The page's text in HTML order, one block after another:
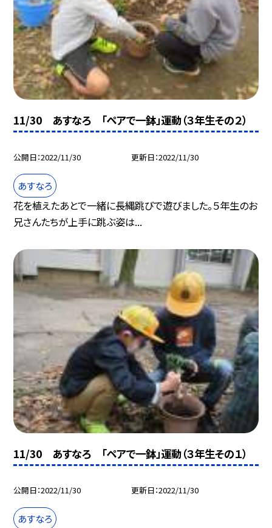
11/30 あすなろ 「ペアで一鉢」運動（３年生その２）
公開日 2022/11/30 更新日 2022/11/30
あすなろ
花を植えたあとで一緒に長縄跳びで遊びました。５年生のお
兄さんたちが上手に跳ぶ姿は...
11/30 あすなろ 「ペアで一鉢」運動（３年生その１）
公開日 2022/11/30 更新日 2022/11/30
あすなろ